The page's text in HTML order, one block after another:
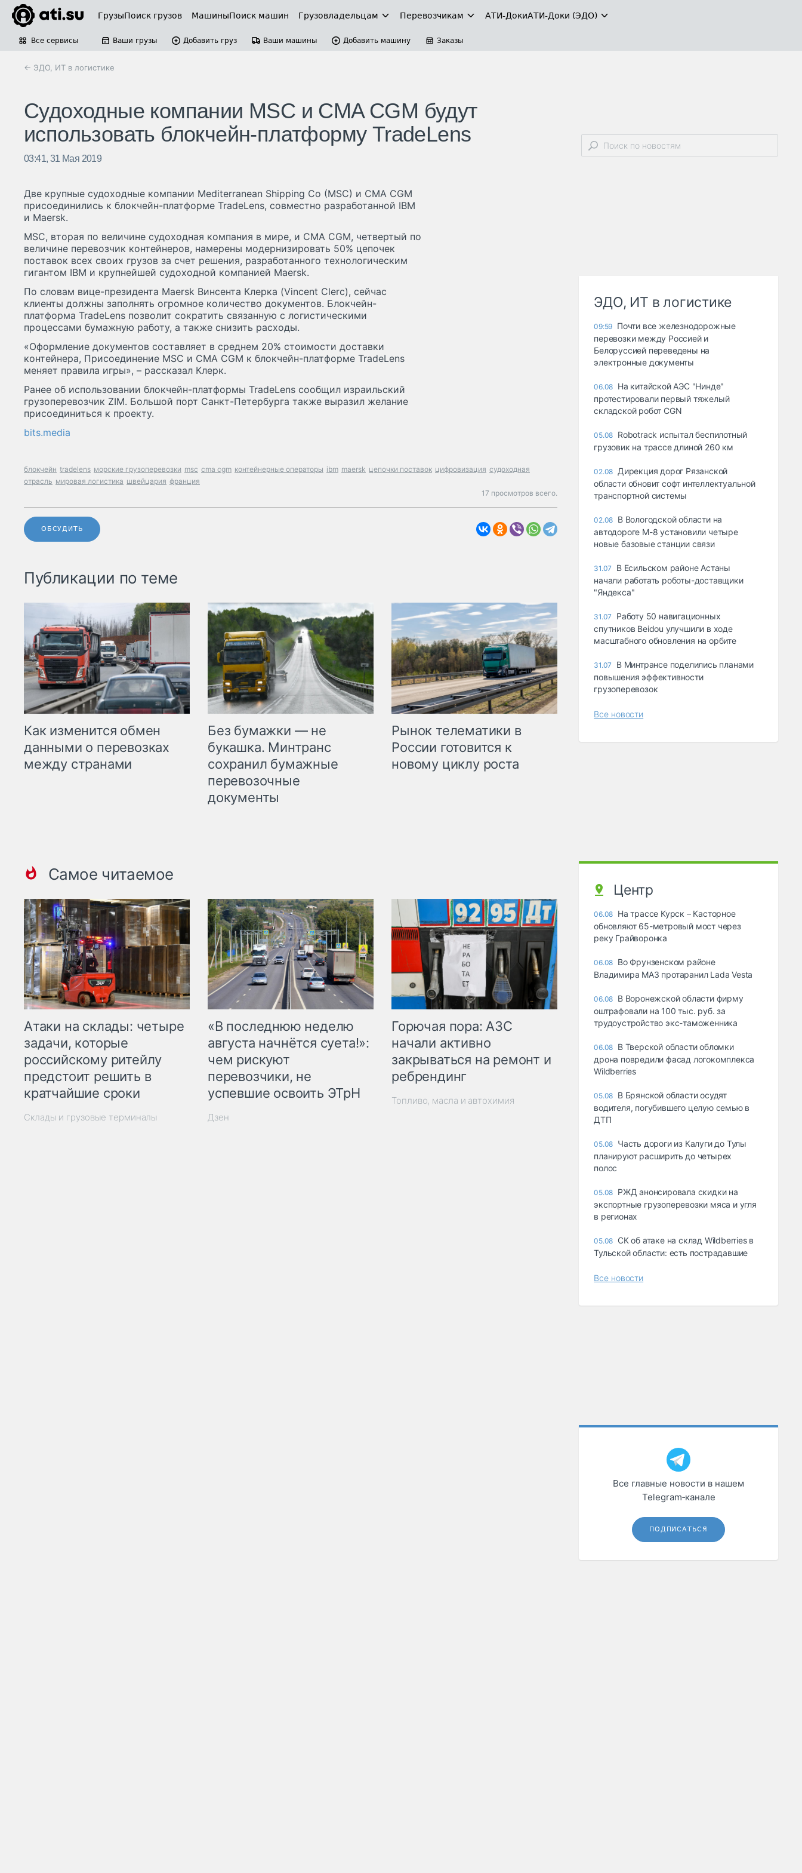
ГрузыПоиск грузов МашиныПоиск машин Грузовладельцам Перевозчикам АТИ-ДокиАТИ-Доки (ЭДО)
Все сервисы Ваши грузы Добавить груз Ваши машины Добавить машину Заказы
← ЭДО, ИТ в логистике
Судоходные компании MSC и CMA CGM будут
использовать блокчейн-платформу TradeLens
03:41, 31 Мая 2019
Две крупные судоходные компании Mediterranean Shipping Co (MSC) и CMA CGM
присоединились к блокчейн-платформе TradeLens, совместно разработанной IBM
и Maersk.
MSC, вторая по величине судоходная компания в мире, и CMA CGM, четвертый по
величине перевозчик контейнеров, намерены модернизировать 50% цепочек
поставок всех своих грузов за счет решения, разработанного технологическим
гигантом IBM и крупнейшей судоходной компанией Maersk.
По словам вице-президента Maersk Винсента Клерка (Vincent Clerc), сейчас
клиенты должны заполнять огромное количество документов. Блокчейн-
платформа TradeLens позволит сократить связанную с логистическими
процессами бумажную работу, а также снизить расходы.
«Оформление документов составляет в среднем 20% стоимости доставки
контейнера, Присоединение MSC и CMA CGM к блокчейн-платформе TradeLens
меняет правила игры», – рассказал Клерк.
Ранее об использовании блокчейн-платформы TradeLens сообщил израильский
грузоперевозчик ZIM. Большой порт Санкт-Петербурга также выразил желание
присоединиться к проекту.
bits.media
блокчейн tradelens морские грузоперевозки msc cma cgm контейнерные операторы ibm maersk цепочки поставок цифровизация судоходная
отрасль мировая логистика швейцария франция
17 просмотров всего.
ОБСУДИТЬ
Публикации по теме
Как изменится обмен
данными о перевозках
между странами
Без бумажки — не
букашка. Минтранс
сохранил бумажные
перевозочные
документы
Рынок телематики в
России готовится к
новому циклу роста
Самое читаемое
Атаки на склады: четыре
задачи, которые
российскому ритейлу
предстоит решить в
кратчайшие сроки
Склады и грузовые терминалы
«В последнюю неделю
августа начнётся суета!»:
чем рискуют
перевозчики, не
успевшие освоить ЭТрН
Дзен
Горючая пора: АЗС
начали активно
закрываться на ремонт и
ребрендинг
Топливо, масла и автохимия
ЭДО, ИТ в логистике
09:59 Почти все железнодорожные
перевозки между Россией и
Белоруссией переведены на
электронные документы
06.08 На китайской АЭС "Нинде"
протестировали первый тяжелый
складской робот CGN
05.08 Robotrack испытал беспилотный
грузовик на трассе длиной 260 км
02.08 Дирекция дорог Рязанской
области обновит софт интеллектуальной
транспортной системы
02.08 В Вологодской области на
автодороге М-8 установили четыре
новые базовые станции связи
31.07
В Есильском районе Астаны
начали работать роботы-доставщики
"Яндекса"
31.07
Работу 50 навигационных
спутников Beidou улучшили в ходе
масштабного обновления на орбите
31.07
В Минтрансе поделились планами
повышения эффективности
грузоперевозок
Все новости
Центр
06.08 На трассе Курск – Касторное
обновляют 65-метровый мост через
реку Грайворонка
06.08 Во Фрунзенском районе
Владимира МАЗ протаранил Lada Vesta
06.08 В Воронежской области фирму
оштрафовали на 100 тыс. руб. за
трудоустройство экс-таможенника
06.08 В Тверской области обломки
дрона повредили фасад логокомплекса
Wildberries
05.08 В Брянской области осудят
водителя, погубившего целую семью в
ДТП
05.08 Часть дороги из Калуги до Тулы
планируют расширить до четырех
полос
05.08 РЖД анонсировала скидки на
экспортные грузоперевозки мяса и угля
в регионах
05.08 СК об атаке на склад Wildberries в
Тульской области: есть пострадавшие
Все новости
Все главные новости в нашем
Telegram‑канале
ПОДПИСАТЬСЯ